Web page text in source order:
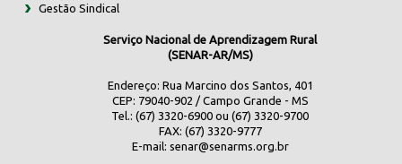
Gestão Sindical
Serviço Nacional de Aprendizagem Rural
(SENAR-AR/MS)
Endereço: Rua Marcino dos Santos, 401
CEP: 79040-902 / Campo Grande - MS
Tel.: (67) 3320-6900 ou (67) 3320-9700
FAX: (67) 3320-9777
E-mail: senar@senarms.org.br